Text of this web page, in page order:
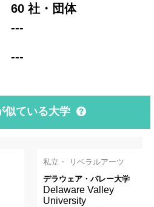
60 社・団体
---
---
似ている大学
私立・ リベラルアーツ
デラウェア・バレー大学
Delaware Valley
University